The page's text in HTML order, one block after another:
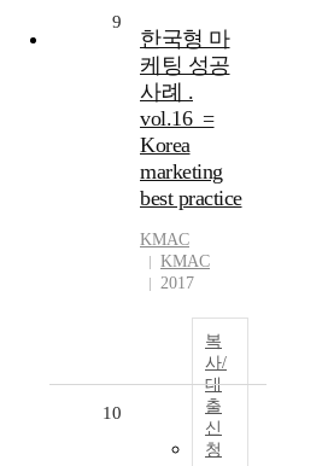
9
한국형 마
케팅 성공
사례 .
vol.16 =
Korea
marketing
best practice
KMAC
KMAC
2017
복
사/
대
출
신
청
10